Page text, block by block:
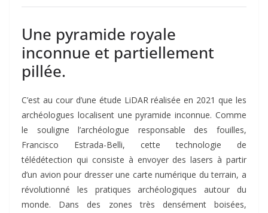
Une pyramide royale
inconnue et partiellement
pillée.
C’est au cour d’une étude LiDAR réalisée en 2021 que les
archéologues localisent une pyramide inconnue. Comme
le souligne l’archéologue responsable des fouilles,
Francisco Estrada-Belli, cette technologie de
télédétection qui consiste à envoyer des lasers à partir
d’un avion pour dresser une carte numérique du terrain, a
révolutionné les pratiques archéologiques autour du
monde. Dans des zones très densément boisées,